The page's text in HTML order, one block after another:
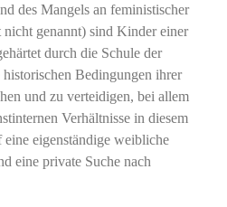
des Mangels an feministischer
genannt) sind Kinder einer
durch die Schule der
Bedingungen ihrer
und zu verteidigen, bei allem
Verhältnisse in diesem
eine eigenständige weibliche
eine private Suche nach